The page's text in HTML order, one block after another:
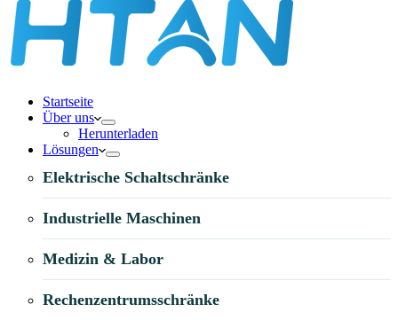
Startseite
Über uns
Herunterladen
Lösungen
Elektrische Schaltschränke
Industrielle Maschinen
Medizin & Labor
Rechenzentrumsschränke